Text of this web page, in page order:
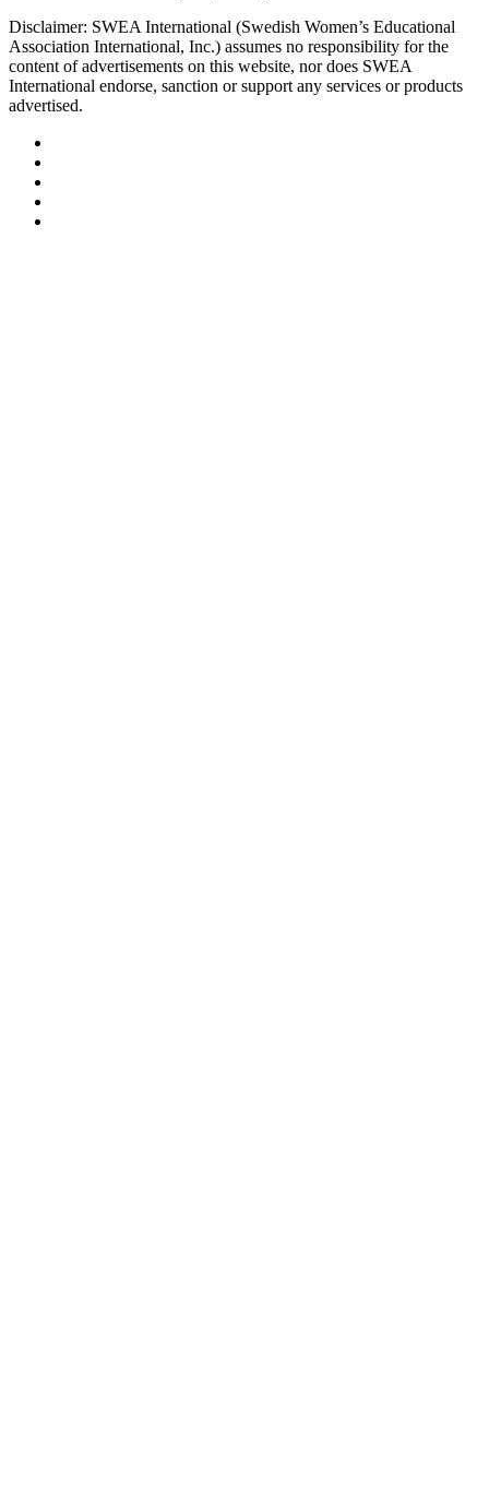
Disclaimer: SWEA International (Swedish Women’s Educational
Association International, Inc.) assumes no responsibility for the
content of advertisements on this website, nor does SWEA
International endorse, sanction or support any services or products
advertised.